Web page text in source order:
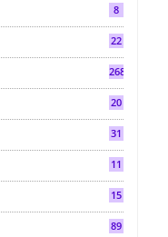
8
22
268
20
31
11
15
89